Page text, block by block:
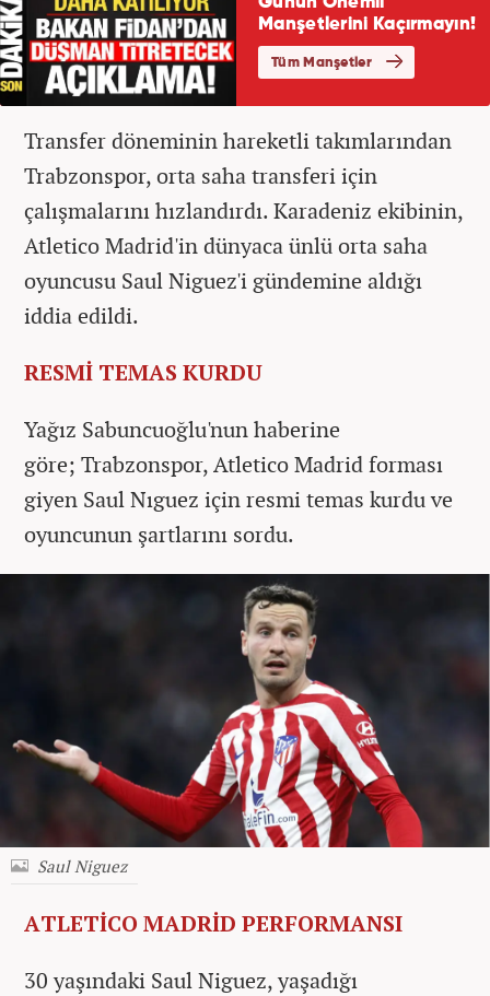
Transfer döneminin hareketli takımlarından
Trabzonspor, orta saha transferi için
çalışmalarını hızlandırdı. Karadeniz ekibinin,
Atletico Madrid'in dünyaca ünlü orta saha
oyuncusu Saul Niguez'i gündemine aldığı
iddia edildi.
RESMİ TEMAS KURDU
Yağız Sabuncuoğlu'nun haberine
göre; Trabzonspor, Atletico Madrid forması
giyen Saul Nıguez için resmi temas kurdu ve
oyuncunun şartlarını sordu.
Saul Niguez
ATLETİCO MADRİD PERFORMANSI
30 yaşındaki Saul Niguez, yaşadığı